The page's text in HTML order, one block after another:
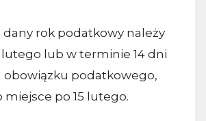
dany rok podatkowy należy
lutego lub w terminie 14 dni
obowiązku podatkowego,
miejsce po 15 lutego.